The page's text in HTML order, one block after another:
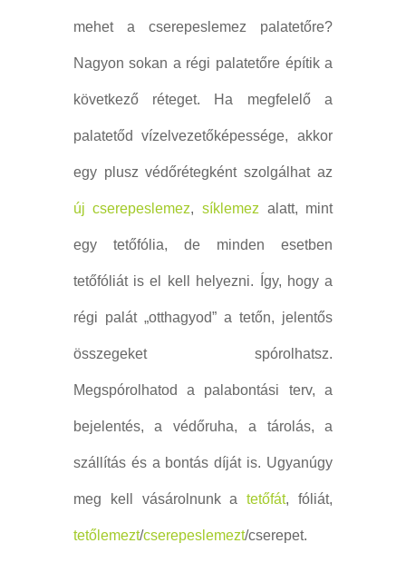
mehet a cserepeslemez palatetőre?
Nagyon sokan a régi palatetőre építik a
következő réteget. Ha megfelelő a
palatetőd vízelvezetőképessége, akkor
egy plusz védőrétegként szolgálhat az
új cserepeslemez,síklemez alatt, mint
egy tetőfólia, de minden esetben
tetőfóliát is el kell helyezni. Így, hogy a
régi palát „otthagyod” a tetőn, jelentős
összegeket spórolhatsz.
Megspórolhatod a palabontási terv, a
bejelentés, a védőruha, a tárolás, a
szállítás és a bontás díját is. Ugyanúgy
meg kell vásárolnunk atetőfát, fóliát,
tetőlemezt/cserepeslemezt/cserepet.